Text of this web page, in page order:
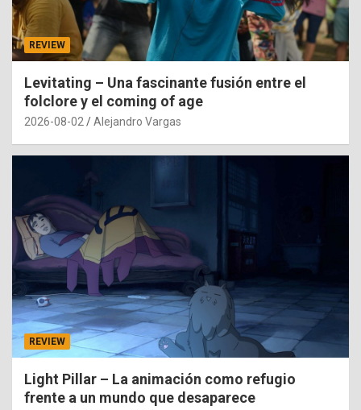
REVIEW
Levitating – Una fascinante fusión entre el
folclore y el coming of age
2026-08-02 Alejandro Vargas
REVIEW
Light Pillar – La animación como refugio
frente a un mundo que desaparece